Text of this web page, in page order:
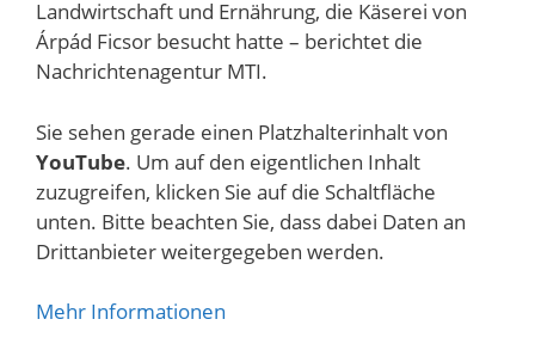
Landwirtschaft und Ernährung, die Käserei von
Árpád Ficsor besucht hatte – berichtet die
Nachrichtenagentur MTI.
Sie sehen gerade einen Platzhalterinhalt von
YouTube. Um auf den eigentlichen Inhalt
zuzugreifen, klicken Sie auf die Schaltfläche
unten. Bitte beachten Sie, dass dabei Daten an
Drittanbieter weitergegeben werden.
Mehr Informationen